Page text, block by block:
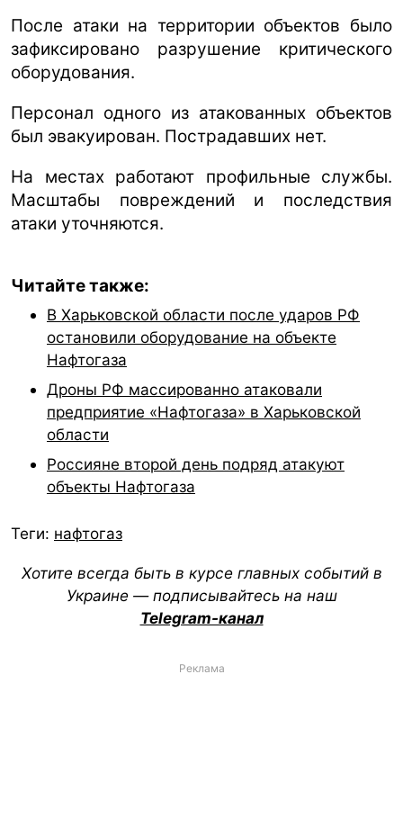
После атаки на территории объектов было
зафиксировано разрушение критического
оборудования.
Персонал одного из атакованных объектов
был эвакуирован. Пострадавших нет.
На местах работают профильные службы.
Масштабы повреждений и последствия
атаки уточняются.
Читайте также:
В Харьковской области после ударов РФ
остановили оборудование на объекте
Нафтогаза
Дроны РФ массированно атаковали
предприятие «Нафтогаза» в Харьковской
области
Россияне второй день подряд атакуют
объекты Нафтогаза
Теги: нафтогаз
Хотите всегда быть в курсе главных событий в
Украине — подписывайтесь на наш
Telegram-канал
Реклама